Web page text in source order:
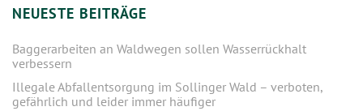
NEUESTE BEITRÄGE
Baggerarbeiten an Waldwegen sollen Wasserrückhalt
verbessern
Illegale Abfallentsorgung im Sollinger Wald – verboten,
gefährlich und leider immer häufiger